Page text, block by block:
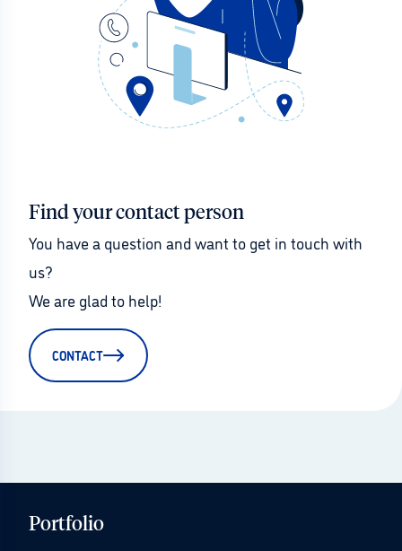
Find your contact person
You have a question and want to get in touch with
us?
We are glad to help!
CONTACT
Portfolio